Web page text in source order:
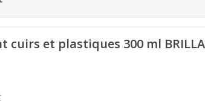
cuirs et plastiques 300 ml